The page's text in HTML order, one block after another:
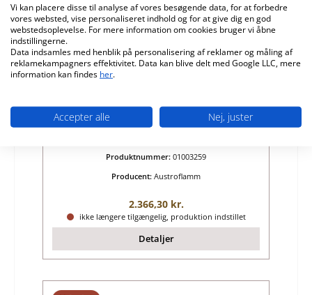
Austroflamm Granat rysterist
Produktnummer: 01003259
Producent: Austroflamm
Almindelig pris:
2.366,30 kr.
ikke længere tilgængelig, produktion indstillet
Detaljer
Vi kan placere disse til analyse af vores besøgende data, for at forbedre
vores websted, vise personaliseret indhold og for at give dig en god
webstedsoplevelse. For mere information om cookies bruger vi åbne
indstillingerne.
Data indsamles med henblik på personalisering af reklamer og måling af
reklamekampagners effektivitet. Data kan blive delt med Google LLC, mere
information kan findes her.
Accepter alle Nej, juster